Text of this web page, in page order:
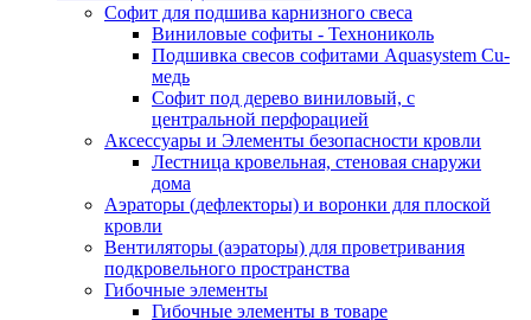
Софит для подшива карнизного свеса
Виниловые софиты - Технониколь
Подшивка свесов софитами Aquasystem Cu-
медь
Софит под дерево виниловый, с
центральной перфорацией
Аксессуары и Элементы безопасности кровли
Лестница кровельная, стеновая снаружи
дома
Аэраторы (дефлекторы) и воронки для плоской
кровли
Вентиляторы (аэраторы) для проветривания
подкровельного пространства
Гибочные элементы
Гибочные элементы в товаре